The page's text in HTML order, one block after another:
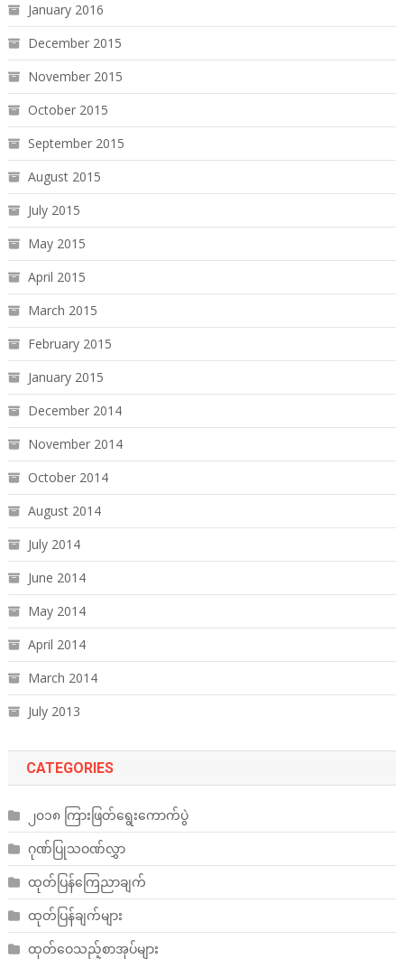
January 2016
December 2015
November 2015
October 2015
September 2015
August 2015
July 2015
May 2015
April 2015
March 2015
February 2015
January 2015
December 2014
November 2014
October 2014
August 2014
July 2014
June 2014
May 2014
April 2014
March 2014
July 2013
CATEGORIES
၂၀၁၈ ကြားဖြတ်ရွေးကောက်ပွဲ
ဂုဏ်ပြုသဝဏ်လွှာ
ထုတ်ပြန်ကြေညာချက်
ထုတ်ပြန်ချက်များ
ထုတ်ဝေသည့်စာအုပ်များ